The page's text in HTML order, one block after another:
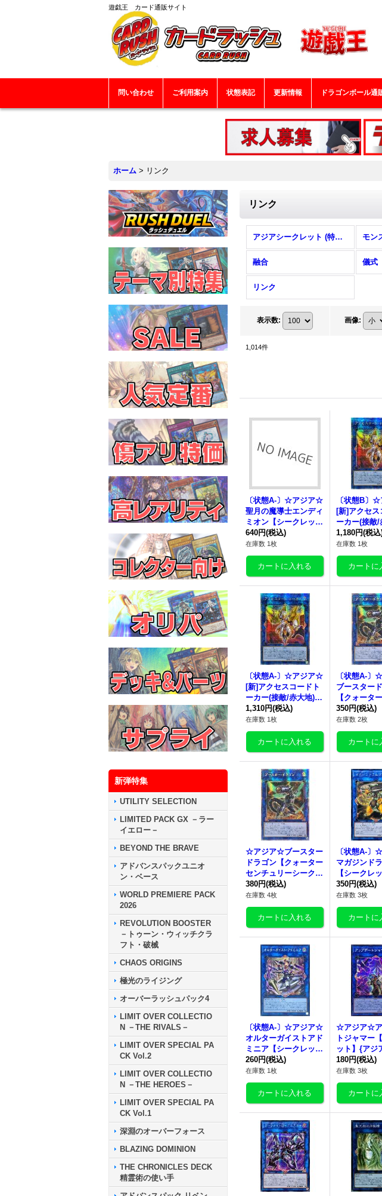
遊戯王 カード通販サイト
問い合わせ ご利用案内 状態表記 更新情報 ドラゴンボール通
ホーム > リンク
新弾特集
UTILITY SELECTION
LIMITED PACK GX －ラー
イエロー－
BEYOND THE BRAVE
アドバンスパックユニオ
ン・ベース
WORLD PREMIERE PACK
2026
REVOLUTION BOOSTER
－トゥーン・ウィッチクラ
フト・破械
CHAOS ORIGINS
極光のライジング
オーバーラッシュパック4
LIMIT OVER COLLECTIO
N －THE RIVALS－
LIMIT OVER SPECIAL PA
CK Vol.2
LIMIT OVER COLLECTIO
N －THE HEROES－
LIMIT OVER SPECIAL PA
CK Vol.1
深淵のオーバーフォース
BLAZING DOMINION
THE CHRONICLES DECK
精霊術の使い手
リンク
アジアシークレット (特集！) モン
融合 儀式
リンク
表示数: 画像:
1,014件
〔状態A-〕☆アジア☆
聖月の魔導士エンディ
ミオン【シークレッ
ト】{アジア26PP-JP0
29}《リンク》
640円(税込)
在庫数 1枚
〔状態B〕
[新]アクセス
ーカー(接敵/
【クォーター
リーシークレ
{アジア
《リンク》
1,180円(税込
在庫数 1枚
〔状態A-〕☆アジア☆
[新]アクセスコードト
ーカー(接敵/赤大地)
【クォーターセンチュ
リーシークレット】
{アジアQCAC-JP005}
《リンク》
1,310円(税込)
在庫数 1枚
〔状態A-
ブースター
【クォータ
リーシークレ
{アジア
《リンク》
350円(税込)
在庫数 2枚
☆アジア☆ブースター
ドラゴン【クォーター
センチュリーシークレ
ット】{アジアQCCP-J
P099}《リンク》
380円(税込)
在庫数 4枚
〔状態A-
マガジンド
【シークレ
ジアCYHO-
《リンク》
350円(税込)
在庫数 3枚
〔状態A-〕☆アジア☆
オルターガイストアド
ミニア【シークレッ
ト】{アジアDUNE-JP
047}《リンク》
260円(税込)
在庫数 1枚
☆アジア☆ア
トジャマー
ット】{アジ
P104}《リン
180円(税込)
在庫数 3枚